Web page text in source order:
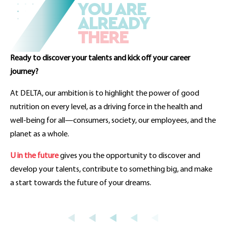
YOU ARE
ALREADY
THERE
Ready to discover your talents and kick off your career
journey?
At DELTA, our ambition is to highlight the power of good
nutrition on every level, as a driving force in the health and
well-being for all—consumers, society, our employees, and the
planet as a whole.
U in the futuregives you the opportunity to discover and
develop your talents, contribute to something big, and make
a start towards the future of your dreams.